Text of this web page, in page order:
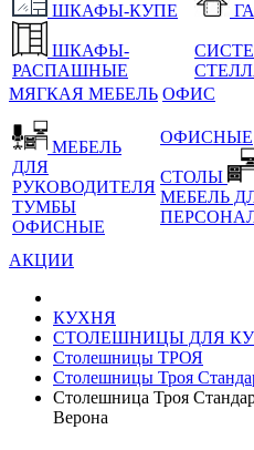
ШКАФЫ-КУПЕ
ШКАФЫ-
РАСПАШНЫЕ
МЯГКАЯ МЕБЕЛЬ ОФИС
МЕБЕЛЬ
ДЛЯ
РУКОВОДИТЕЛЯ
ТУМБЫ
ОФИСНЫЕ
ОФИСНЫЕ
СТОЛЫ
МЕБЕЛЬ
АКЦИИ
КУХНЯ
СТОЛЕШНИЦЫ ДЛЯ
Столешницы ТРОЯ
Столешницы Троя
Столешница Троя
Верона